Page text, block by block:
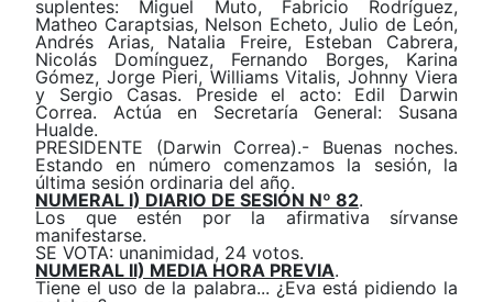
suplentes: Miguel Muto, Fabricio Rodríguez,
Matheo Caraptsias, Nelson Echeto, Julio de León,
Andrés Arias, Natalia Freire, Esteban Cabrera,
Nicolás Domínguez, Fernando Borges, Karina
Gómez, Jorge Pieri, Williams Vitalis, Johnny Viera
y Sergio Casas. Preside el acto: Edil Darwin
Correa. Actúa en Secretaría General: Susana
Hualde.
PRESIDENTE (Darwin Correa).- Buenas noches.
Estando en número comenzamos la sesión, la
última sesión ordinaria del año.
NUMERAL I) DIARIO DE SESIÓN Nº 82.
Los que estén por la afirmativa sírvanse
manifestarse.
SE VOTA: unanimidad, 24 votos.
NUMERAL II) MEDIA HORA PREVIA.
Tiene el uso de la palabra... ¿Eva está pidiendo la